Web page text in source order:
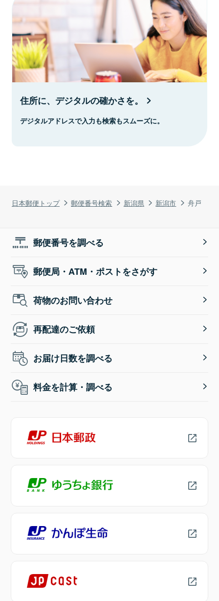
日本郵便トップ 郵便番号検索 新潟県 新潟市 舟戸
住所に、デジタルの確かさを。
デジタルアドレスで入力も検索もスムーズに。
郵便番号を調べる
郵便局・ATM・ポストをさがす
荷物のお問い合わせ
再配達のご依頼
お届け日数を調べる
料金を計算・調べる